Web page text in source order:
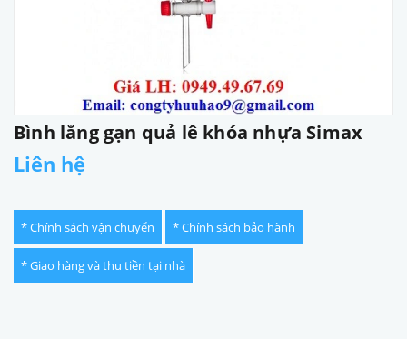
Bình lắng gạn quả lê khóa nhựa Simax
Liên hệ
* Chính sách vận chuyển * Chính sách bảo hành
* Giao hàng và thu tiền tại nhà